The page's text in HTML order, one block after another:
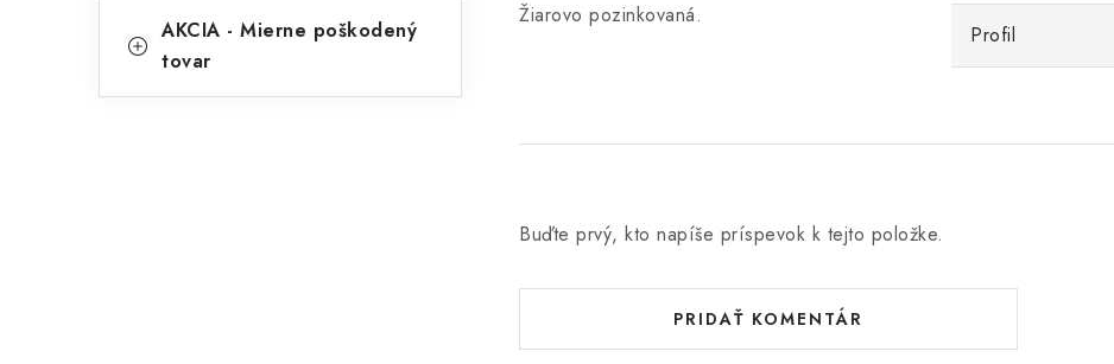
AKCIA - Mierne poškodený
tovar
Žiarovo pozinkovaná.
Profil
Buďte prvý, kto napíše príspevok k tejto položke.
PRIDAŤ KOMENTÁR